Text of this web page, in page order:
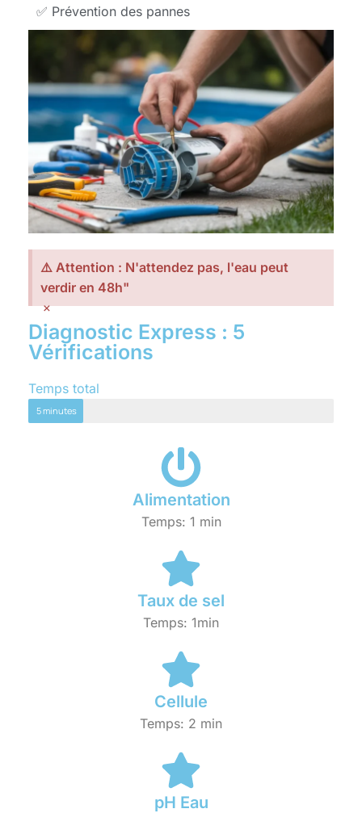
✅ Prévention des pannes
⚠️ Attention : N'attendez pas, l'eau peut
verdir en 48h"
×
Diagnostic Express : 5
Vérifications
Temps total
5 minutes
Alimentation
Temps: 1 min
Taux de sel
Temps: 1min
Cellule
Temps: 2 min
pH Eau